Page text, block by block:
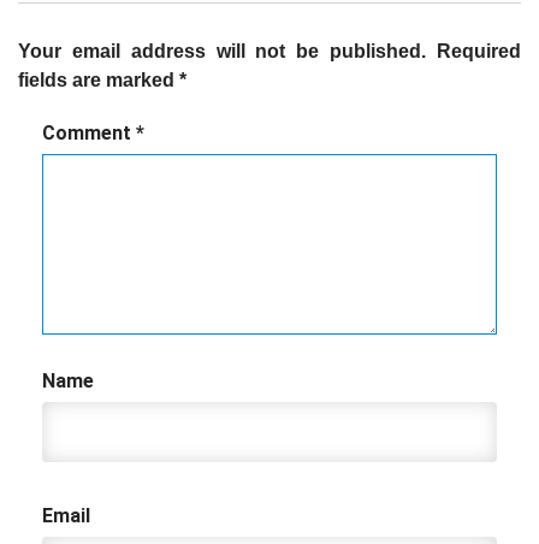
Your email address will not be published.
Required
fields are marked *
Comment *
Name
Email